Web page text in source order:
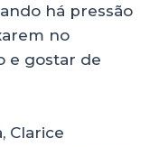
há pressão
no
e gostar de
Clarice